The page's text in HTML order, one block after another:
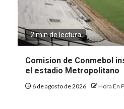
2 min de lectura
Comision de Conmebol
el estadio Metropolitano
6 de agosto de 2026 Hora En